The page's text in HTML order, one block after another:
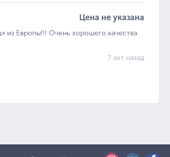
Цена не указана
из Европы!!! Очень хорошего качества
7 лет назад